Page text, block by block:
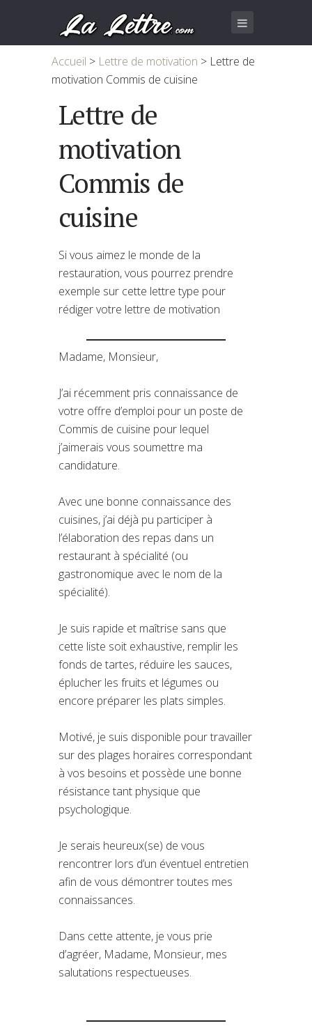
Accueil > Lettre de motivation > Lettre de
motivation Commis de cuisine
Lettre de
motivation
Commis de
cuisine
Si vous aimez le monde de la
restauration, vous pourrez prendre
exemple sur cette lettre type pour
rédiger votre lettre de motivation
Madame, Monsieur,
J’ai récemment pris connaissance de
votre offre d’emploi pour un poste de
Commis de cuisine pour lequel
j’aimerais vous soumettre ma
candidature.
Avec une bonne connaissance des
cuisines, j’ai déjà pu participer à
l’élaboration des repas dans un
restaurant à spécialité (ou
gastronomique avec le nom de la
spécialité).
Je suis rapide et maîtrise sans que
cette liste soit exhaustive, remplir les
fonds de tartes, réduire les sauces,
éplucher les fruits et légumes ou
encore préparer les plats simples.
Motivé, je suis disponible pour travailler
sur des plages horaires correspondant
à vos besoins et possède une bonne
résistance tant physique que
psychologique.
Je serais heureux(se) de vous
rencontrer lors d’un éventuel entretien
afin de vous démontrer toutes mes
connaissances.
Dans cette attente, je vous prie
d’agréer, Madame, Monsieur, mes
salutations respectueuses.